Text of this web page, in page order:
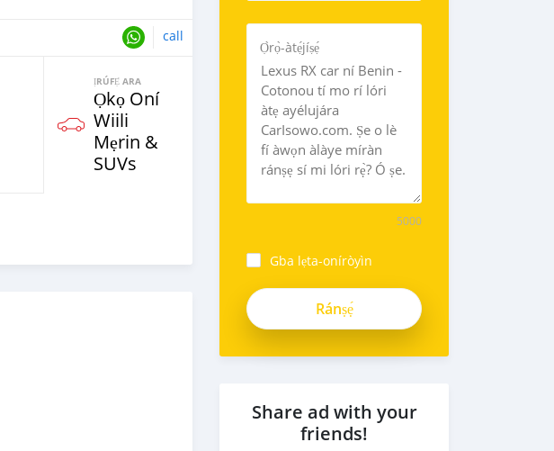
call
ỊRÚFẸ́ ARA
Ọkọ Oní
Wiili
Mẹrin &
SUVs
Ọ̀rọ̀-àtẹ́jíṣẹ́
5000
Gba lẹta-oníròyìn
Share ad with your
friends!